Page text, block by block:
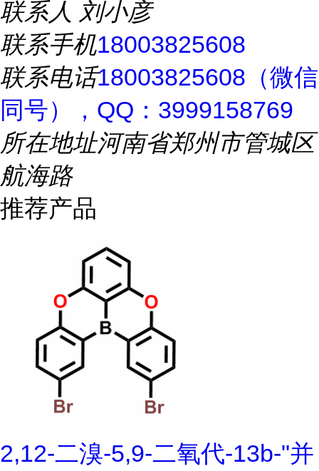
联系人 刘小彦
联系手机18003825608
联系电话18003825608（微信
同号），QQ：3999158769
所在地址河南省郑州市管城区
航海路
推荐产品
2,12-二溴-5,9-二氧代-13b-"并